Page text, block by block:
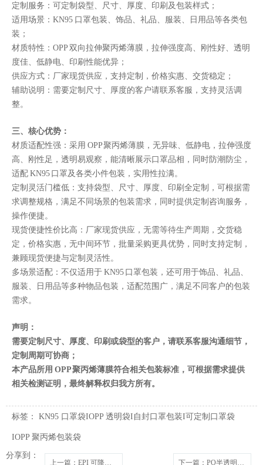
定制服务：可定制袋型、尺寸、厚度、印刷及包装样式；
适用场景：KN95 口罩包装、饰品、礼品、服装、日用品等各类包
装；
材质特性：OPP 双向拉伸聚丙烯薄膜，拉伸强度高、刚性好、透明
度佳、低静电、印刷性能优异；
供应方式：厂家现货供应，支持定制，价格实惠、交货稳定；
辅助说明：需要定制尺寸、厚度的客户请联系客服，支持灵活调
整。
三、核心优势：
材质适配性强：采用 OPP 聚丙烯薄膜，无异味、低静电，拉伸强度
高、刚性足，透明易观察，能清晰展示口罩品相，同时防潮防尘，
适配 KN95 口罩及各类小件包装，实用性拉满。
定制灵活门槛低：支持袋型、尺寸、厚度、印刷全定制，可根据需
求调整规格，满足不同场景的包装需求，同时提供定制咨询服务，
操作便捷。
现货便捷性价比高：厂家现货供应，无需等待生产周期，交货稳
定，价格实惠，无中间环节，批量采购更具优势，同时支持定制，
兼顾现货便捷与定制灵活性。
多场景适配：不仅适用于 KN95 口罩包装，还可用于饰品、礼品、
服装、日用品等多种物品包装，适配范围广，满足不同客户的包装
需求。
声明：
需要定制尺寸、厚度、印刷或袋型的客户，请联系客服沟通细节，
定制周期可协商；
本产品所用 OPP 聚丙烯薄膜符合相关包装标准，可根据需求提供
相关检测证明，最终解释权归我方所有。
标签： KN95 口罩袋IOPP 透明袋I自封口罩包装I可定制口罩袋
IOPP 聚丙烯包装袋
分享到：
上一篇 ：EPI 可降解黄色连卷宠物拾便袋 环保连卷袋 便携降解垃圾袋 下一篇 ：PO半透明满版印刷黑色平口袋 服装通用包装平口袋